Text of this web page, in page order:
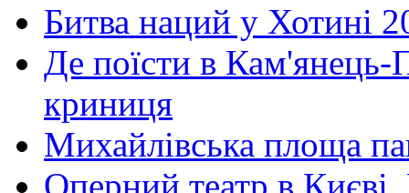
Битва наций у Хотині
Де поїсти в Кам'янець-
криниця
Михайлівська площа
Оперний театр в